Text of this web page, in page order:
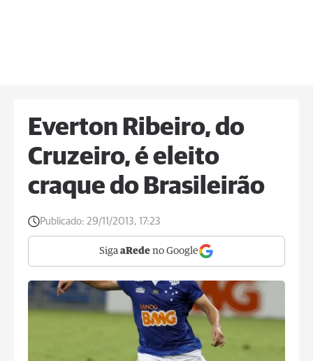
Everton Ribeiro, do
Cruzeiro, é eleito
craque do Brasileirão
Publicado: 29/11/2013, 17:23
Siga aRede no Google